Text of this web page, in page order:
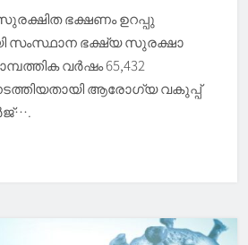
ഭക്ഷണം ഉറപ്പു
സംസ്ഥാന ഭക്ഷ്യ സുരക്ഷാ
വര്‍ഷം 65,432
ആരോഗ്യ വകുപ്പ്